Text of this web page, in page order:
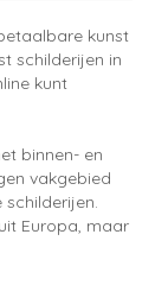
kunst
schilderijen in
kunt
binnen- en
vakgebied
Europa, maar